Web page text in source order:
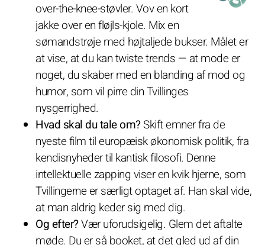
over-the-knee-støvler. Vov en kort
jakke over en fløjls-kjole. Mix en
sømandstrøje med højtaljede bukser. Målet er
at vise, at du kan twiste trends — at mode er
noget, du skaber med en blanding af mod og
humor, som vil pirre din Tvillinges
nysgerrighed.
Hvad skal du tale om?Skift emner fra de
nyeste film til europæisk økonomisk politik, fra
kendisnyheder til kantisk filosofi. Denne
intellektuelle zapping viser en kvik hjerne, som
Tvillingerne er særligt optaget af. Han skal vide,
at man aldrig keder sig med dig.
Og efter?Vær uforudsigelig. Glem det aftalte
møde. Du er så booket, at det gled ud af din